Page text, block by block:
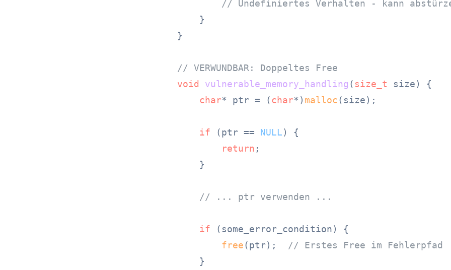
// Undefiniertes Verhalten - kann
    }
}
// VERWUNDBAR: Doppeltes Free
void
vulnerable_memory_handling ( size_t size)
{
char* ptr = (char*) malloc(size);
if (ptr == NULL) {
return ;
    }
// ... ptr verwenden ...
if (some_error_condition) {
free(ptr); // Erstes Free im Fehlerpfad
    }